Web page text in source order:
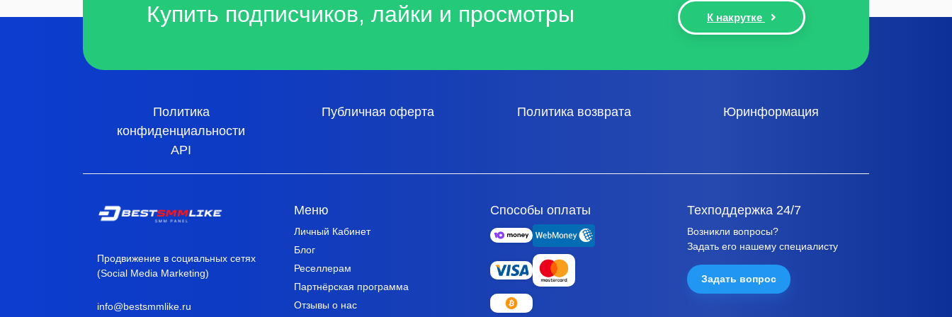
Купить подписчиков, лайки и просмотры К накрутке
Политика
конфиденциальности
Публичная оферта Политика возврата Юринформация
API
Продвижение в социальных сетях
(Social Media Marketing)
info@bestsmmlike.ru
Меню
Личный Кабинет
Блог
Реселлерам
Партнёрская программа
Отзывы о нас
Способы оплаты Техподдержка 24/7
Возникли вопросы?
Задать его нашему специалисту
Задать вопрос